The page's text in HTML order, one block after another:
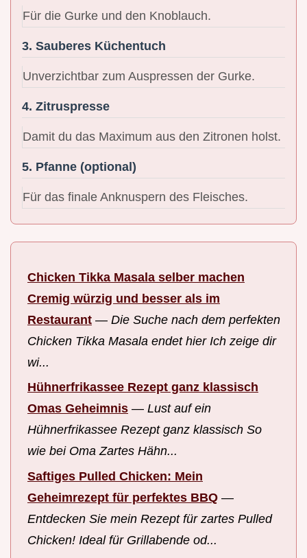
Für die Gurke und den Knoblauch.
3. Sauberes Küchentuch
Unverzichtbar zum Auspressen der Gurke.
4. Zitruspresse
Damit du das Maximum aus den Zitronen holst.
5. Pfanne (optional)
Für das finale Anknuspern des Fleisches.
Chicken Tikka Masala selber machen
Cremig würzig und besser als im
Restaurant — Die Suche nach dem perfekten
Chicken Tikka Masala endet hier Ich zeige dir
wi...
Hühnerfrikassee Rezept ganz klassisch
Omas Geheimnis — Lust auf ein
Hühnerfrikassee Rezept ganz klassisch So
wie bei Oma Zartes Hähn...
Saftiges Pulled Chicken: Mein
Geheimrezept für perfektes BBQ —
Entdecken Sie mein Rezept für zartes Pulled
Chicken! Ideal für Grillabende od...